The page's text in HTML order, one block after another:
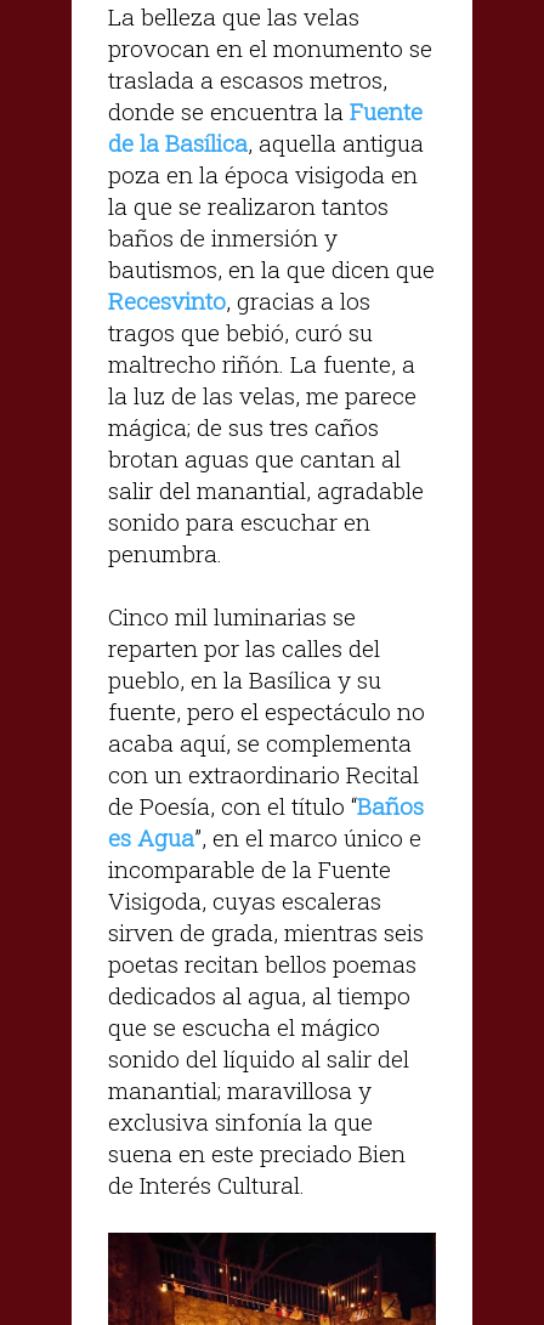
La belleza que las velas
provocan en el monumento se
traslada a escasos metros,
donde se encuentra la Fuente
de la Basílica, aquella antigua
poza en la época visigoda en
la que se realizaron tantos
baños de inmersión y
bautismos, en la que dicen que
Recesvinto, gracias a los
tragos que bebió, curó su
maltrecho riñón. La fuente, a
la luz de las velas, me parece
mágica; de sus tres caños
brotan aguas que cantan al
salir del manantial, agradable
sonido para escuchar en
penumbra.
Cinco mil luminarias se
reparten por las calles del
pueblo, en la Basílica y su
fuente, pero el espectáculo no
acaba aquí, se complementa
con un extraordinario Recital
de Poesía, con el título “Baños
es Agua”, en el marco único e
incomparable de la Fuente
Visigoda, cuyas escaleras
sirven de grada, mientras seis
poetas recitan bellos poemas
dedicados al agua, al tiempo
que se escucha el mágico
sonido del líquido al salir del
manantial; maravillosa y
exclusiva sinfonía la que
suena en este preciado Bien
de Interés Cultural.